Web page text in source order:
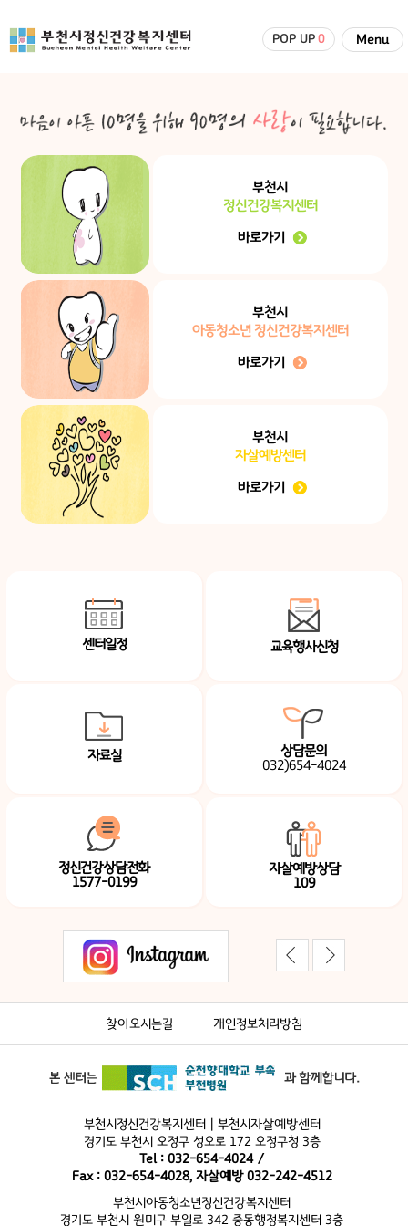
POP UP 0 Menu
부천시
정신건강복지센터
바로가기
부천시
아동청소년 정신건강복지센터
바로가기
부천시
자살예방센터
바로가기
센터일정 교육행사신청
자료실
상담문의
032)654-4024
정신건강상담전화
1577-0199
자살예방상담
109
찾아오시는길 개인정보처리방침
부천시정신건강복지센터 | 부천시자살예방센터
경기도 부천시 오정구 성오로 172 오정구청 3층
Tel : 032-654-4024 /
Fax : 032-654-4028, 자살예방 032-242-4512
부천시아동청소년정신건강복지센터
경기도 부천시 원미구 부일로 342 중동행정복지센터 3층